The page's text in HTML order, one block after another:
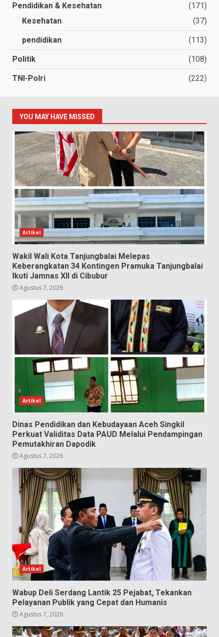
Pendidikan & Kesehatan
(171)
Kesehatan
(37)
pendidikan (113)
Politik (108)
TNI-Polri (222)
YOU MAY HAVE MISSED
Artikel
Wakil Wali Kota Tanjungbalai Melepas
Keberangkatan 34 Kontingen Pramuka Tanjungbalai
Ikuti Jamnas XII di Cibubur
Agustus 7, 2026
Artikel
Dinas Pendidikan dan Kebudayaan Aceh Singkil
Perkuat Validitas Data PAUD Melalui Pendampingan
Pemutakhiran Dapodik
Agustus 7, 2026
Artikel
Wabup Deli Serdang Lantik 25 Pejabat, Tekankan
Pelayanan Publik yang Cepat dan Humanis
Agustus 7, 2026